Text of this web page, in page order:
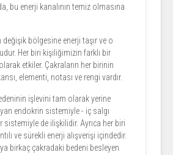
bu enerji kanalının temiz olmasına
değişik bölgesine enerji taşır ve o
Her biri kişiliğimizin farklı bir
etkiler. Çakraların her birinin
elementi, notası ve rengi vardır.
işlevini tam olarak yerine
endokrin sistemiyle - iç salgı
sistemiyle de ilişkilidir. Ayrıca her biri
ve sürekli enerji alışverişi içindedir.
birkaç çakradaki bedeni besleyen